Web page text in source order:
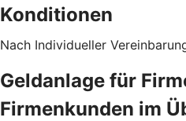
Konditionen
Nach Individueller
Geldanlage für
Firmenkunden im